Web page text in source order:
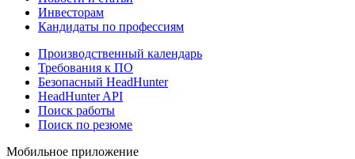
Инвесторам
Кандидаты по профессиям
Производственный календарь
Требования к ПО
Безопасный HeadHunter
HeadHunter API
Поиск работы
Поиск по резюме
Мобильное приложение